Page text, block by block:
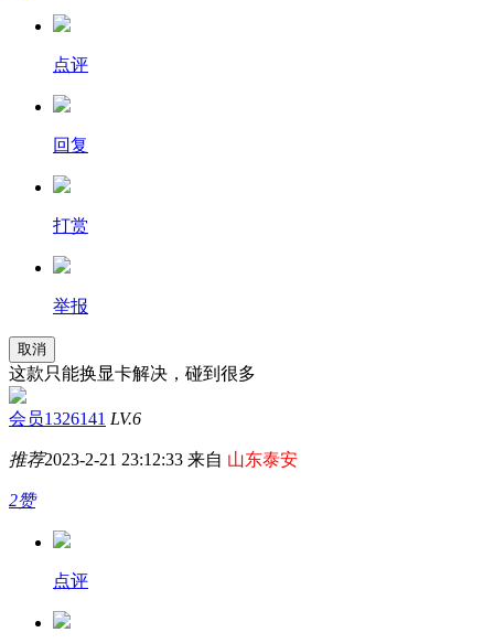
点评
回复
打赏
举报
取消
这款只能换显卡解决，碰到很多
会员1326141 LV.6
推荐2023-2-21 23:12:33 来自 山东泰安
2赞
点评